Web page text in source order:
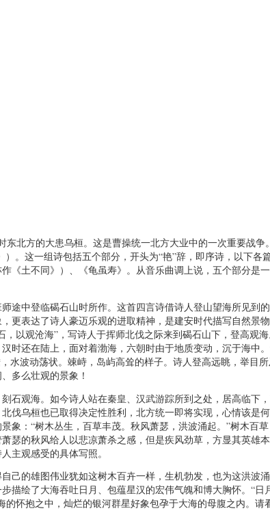
东北方的大患乌桓。这是曹操统一北方大业中的一次重要战
。这一组诗包括五个部分，开头为“艳”辞，即序诗，以下各
《土不同》）、《龟虽寿》。从音乐曲调上说，五个部分是
途中登临碣石山时所作。这首四言诗借诗人登山望海所见到
更表达了诗人豪迈乐观的进取精神，是建安时代描写自然景
以观沧海”，写诗人于挥师北伐之际来到碣石山下，登高观
时还在陆上，面对着渤海，六朝时由于地质变动，沉于海中
水波动荡状。竦峙，岛屿高耸的样子。诗人登高远眺，举目
多么壮观的景象！
石观海。如今诗人站在秦皇、汉武游踪所到之处，居高临下
伐乌桓也已取得决定性胜利，北方统一即将实现，心情该是
象：“树木丛生，百草丰茂。秋风萧瑟，洪波涌起。”树木百
瑟的秋风给人以悲凉萧杀之感，但是疾风劲草，方显其英雄
主观感受的具体写照。
己的雄图伟业犹如这树木百卉一样，生机勃发，也为这洪波
描绘了大海吞吐日月、包蕴星汉的宏伟气魄和博大胸怀。“日
的怀抱之中，灿烂的银河群星好象包孕于大海的母腹之内。请